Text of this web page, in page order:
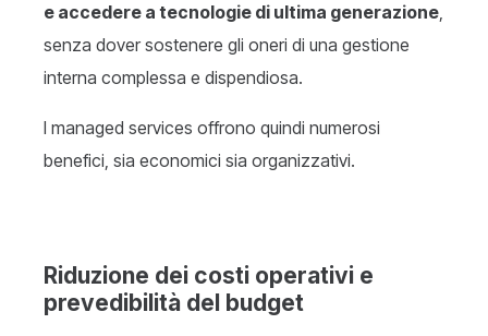
e accedere a tecnologie di ultima generazione,
senza dover sostenere gli oneri di una gestione
interna complessa e dispendiosa.
I managed services offrono quindi numerosi
benefici, sia economici sia organizzativi.
Riduzione dei costi operativi e
prevedibilità del budget